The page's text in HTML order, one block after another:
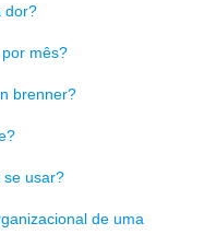
dor?
mês?
brenner?
se usar?
de uma